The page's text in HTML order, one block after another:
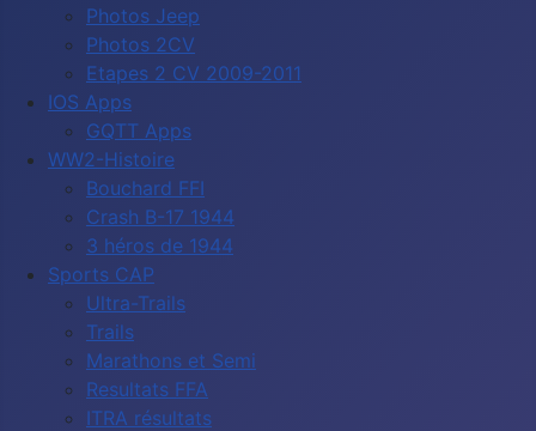
Photos Jeep
Photos 2CV
Etapes 2 CV 2009-2011
IOS Apps
GQTT Apps
WW2-Histoire
Bouchard FFI
Crash B-17 1944
3 héros de 1944
Sports CAP
Ultra-Trails
Trails
Marathons et Semi
Resultats FFA
ITRA résultats